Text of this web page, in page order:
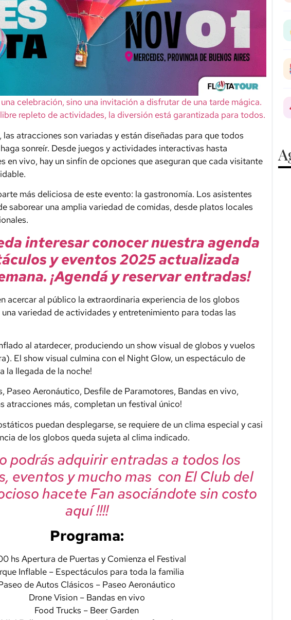
celebración, sino una invitación a disfrutar de una tarde mágica.
repleto de actividades, la diversión está garantizada para todos.
las atracciones son variadas y están diseñadas para que todos
sonreír. Desde juegos y actividades interactivas hasta
en vivo, hay un sinfín de opciones que aseguran que cada visitante
más deliciosa de este evento: la gastronomía. Los asistentes
saborear una amplia variedad de comidas, desde platos locales
interesar conocer nuestra agenda
y eventos 2025 actualizada
¡Agendá y reservar entradas!
acercar al público la extraordinaria experiencia de los globos
variedad de actividades y entretenimiento para todas las
al atardecer, produciendo un show visual de globos y vuelos
El show visual culmina con el Night Glow, un espectáculo de
la llegada de la noche!
Paseo Aeronáutico, Desfile de Paramotores, Bandas en vivo,
atracciones más, completan un festival único!
puedan desplegarse, se requiere de un clima especial y casi
de los globos queda sujeta al clima indicado.
podrás adquirir entradas a todos los
eventos y mucho mas con El Club del
hacete Fan asociándote sin costo
aquí !!!!
Programa:
hs Apertura de Puertas y Comienza el Festival
Inflable – Espectáculos para toda la familia
de Autos Clásicos – Paseo Aeronáutico
Drone Vision – Bandas en vivo
Food Trucks – Beer Garden